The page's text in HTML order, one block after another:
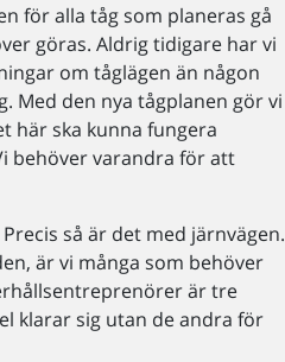
för alla tåg som planeras gå
göras. Aldrig tidigare har vi
om tåglägen än någon
Med den nya tågplanen gör vi
här ska kunna fungera
behöver varandra för att
så är det med järnvägen.
är vi många som behöver
är tre
klarar sig utan de andra för